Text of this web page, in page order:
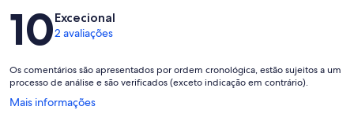
Avaliações
10Excecional
2 avaliações
Os comentários são apresentados por ordem cronológica, estão sujeitos a um
processo de análise e são verificados (exceto indicação em contrário).
Mais informações
Abre